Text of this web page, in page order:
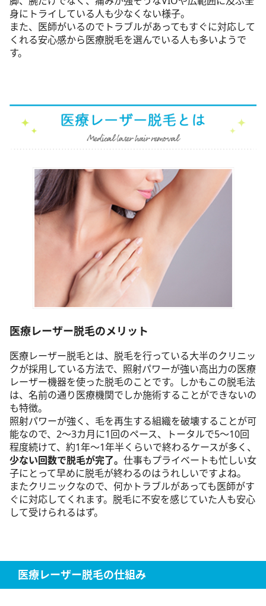
身にトライしている人も少なくない様子。
また、医師がいるのでトラブルがあってもすぐに対応して
くれる安心感から医療脱毛を選んでいる人も多いようで
す。
医療レーザー脱毛のメリット
医療レーザー脱毛とは、脱毛を行っている大半のクリニッ
クが採用している方法で、照射パワーが強い高出力の医療
レーザー機器を使った脱毛のことです。しかもこの脱毛法
は、名前の通り医療機関でしか施術することができないの
も特徴。
照射パワーが強く、毛を再生する組織を破壊することが可
能なので、2～3カ月に1回のペース、トータルで5～10回
程度続けて、約1年～1年半くらいで終わるケースが多く、
少ない回数で脱毛が完了。 仕事もプライベートも忙しい女
子にとって早めに脱毛が終わるのはうれしいですよね。
またクリニックなので、何かトラブルがあっても医師がす
ぐに対応してくれます。脱毛に不安を感じていた人も安心
して受けられるはず。
医療レーザー脱毛の仕組み